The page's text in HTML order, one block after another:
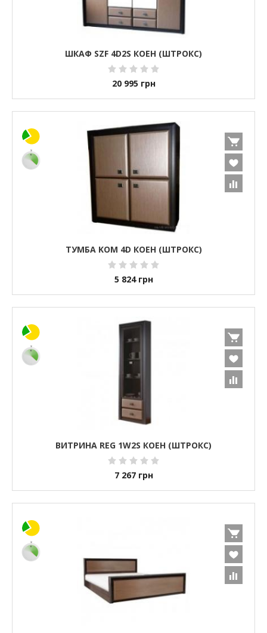
ШКАФ SZF 4D2S КОЕН (ШТРОКС)
20 995 грн
ТУМБА KOM 4D КОЕН (ШТРОКС)
5 824 грн
ВИТРИНА REG 1W2S КОЕН (ШТРОКС)
7 267 грн